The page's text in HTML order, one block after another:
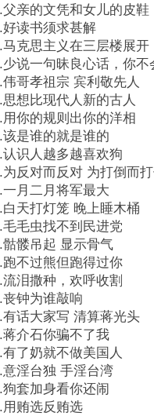
亲的文凭和女儿的皮鞋
读书须求甚解
克思主义在三层楼展开
说一句昧良心话，你不
哥孝祖宗 宾利敬先人
想比现代人新的古人
你的规则出你的洋相
是谁的就是谁的
识人越多越喜欢狗
反对而反对 为打倒而
月二月将军最大
天打灯笼 晚上睡木桶
毛虫找不到民进党
髅吊起 显示骨气
不过熊但跑得过你
泪撒种，欢呼收割
钟为谁敲响
话大家写 清算蒋光头
介石你骗不了我
了奶就不做美国人
淫台独 手淫台湾
套加身看你还闹
用贿选反贿选